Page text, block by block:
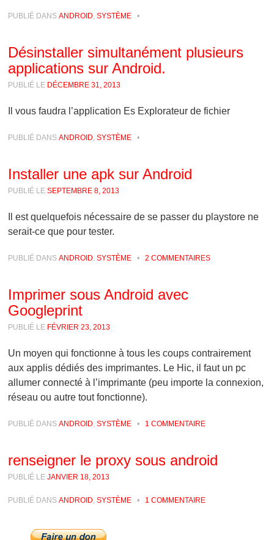
PUBLIÉ DANSANDROID ,SYSTÈME •
Désinstaller simultanément plusieurs
applications sur Android.
PUBLIÉ LE DÉCEMBRE 31, 2013
Il vous faudra l’application Es Explorateur de fichier
PUBLIÉ DANSANDROID,SYSTÈME •
Installer une apk sur Android
PUBLIÉ LESEPTEMBRE 8, 2013
Il est quelquefois nécessaire de se passer du playstore ne
serait-ce que pour tester.
PUBLIÉ DANSANDROID,SYSTÈME • 2 COMMENTAIRES
Imprimer sous Android avec
Googleprint
PUBLIÉ LE FÉVRIER 23, 2013
Un moyen qui fonctionne à tous les coups contrairement
aux applis dédiés des imprimantes. Le Hic, il faut un pc
allumer connecté à l’imprimante (peu importe la connexion,
réseau ou autre tout fonctionne).
PUBLIÉ DANSANDROID,SYSTÈME • 1 COMMENTAIRE
renseigner le proxy sous android
PUBLIÉ LEJANVIER 18, 2013
PUBLIÉ DANSANDROID,SYSTÈME • 1 COMMENTAIRE